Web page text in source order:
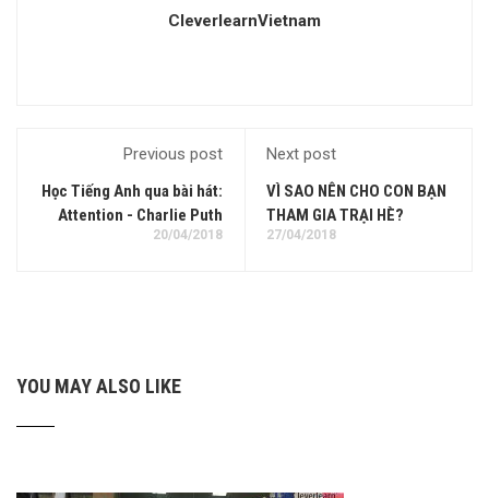
CleverlearnVietnam
Previous post
Học Tiếng Anh qua bài hát:
Attention - Charlie Puth
20/04/2018
Next post
VÌ SAO NÊN CHO CON BẠN
THAM GIA TRẠI HÈ?
27/04/2018
YOU MAY ALSO LIKE